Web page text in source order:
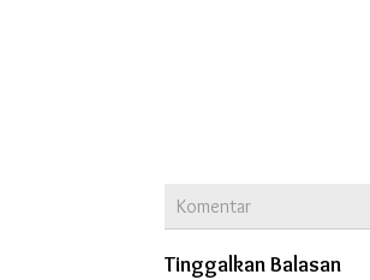
Komentar
Tinggalkan Balasan